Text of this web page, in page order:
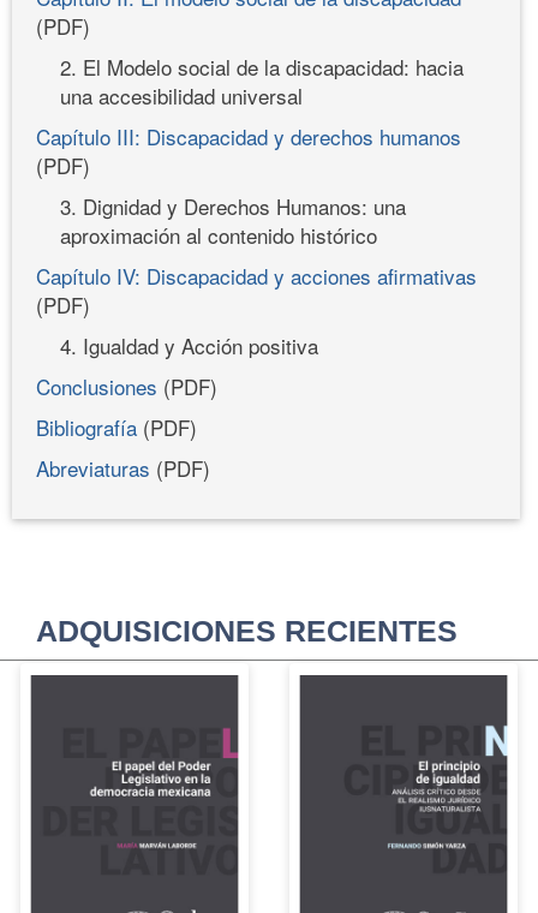
(PDF)
2. El Modelo social de la discapacidad: hacia
una accesibilidad universal
Capítulo III: Discapacidad y derechos humanos
(PDF)
3. Dignidad y Derechos Humanos: una
aproximación al contenido histórico
Capítulo IV: Discapacidad y acciones afirmativas
(PDF)
4. Igualdad y Acción positiva
Conclusiones (PDF)
Bibliografía (PDF)
Abreviaturas (PDF)
ADQUISICIONES RECIENTES